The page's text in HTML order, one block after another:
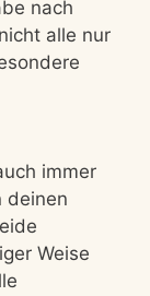
nach
alle nur
immer
deinen
Weise